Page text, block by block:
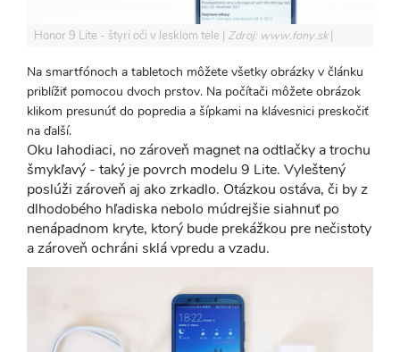
Honor 9 Lite - štyri oči v lesklom tele Zdroj: www.fony.sk
Na smartfónoch a tabletoch môžete všetky obrázky v článku
priblížiť pomocou dvoch prstov. Na počítači môžete obrázok
klikom presunúť do popredia a šípkami na klávesnici preskočiť
na ďalší.
Oku lahodiaci, no zároveň magnet na odtlačky a trochu
šmykľavý - taký je povrch modelu 9 Lite. Vyleštený
poslúži zároveň aj ako zrkadlo. Otázkou ostáva, či by z
dlhodobého hľadiska nebolo múdrejšie siahnuť po
nenápadnom kryte, ktorý bude prekážkou pre nečistoty
a zároveň ochráni sklá vpredu a vzadu.